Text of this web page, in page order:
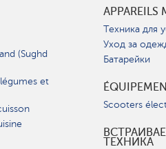
(Sughd
et
APPAREILS
Техника для
Уход за
Батарейки
Scooters
ТЕХНИКА